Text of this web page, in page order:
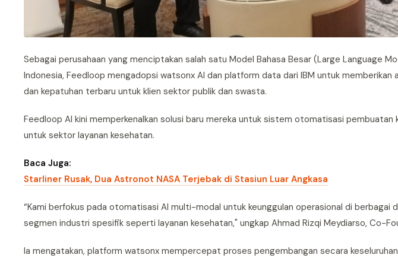
Sebagai perusahaan yang menciptakan salah satu Model Bahasa Besar (Large Language
Indonesia, Feedloop mengadopsi watsonx AI dan platform data dari IBM untuk
dan kepatuhan terbaru untuk klien sektor publik dan swasta.
Feedloop AI kini memperkenalkan solusi baru mereka untuk sistem otomatisasi
untuk sektor layanan kesehatan.
Baca Juga:
Starliner Rusak, Dua Astronot NASA Terjebak di Stasiun Luar Angkasa
“Kami berfokus pada otomatisasi AI multi-modal untuk keunggulan operasional di
segmen industri spesifik seperti layanan kesehatan," ungkap Ahmad Rizqi Meydiarso, Co-
Ia mengatakan, platform watsonx mempercepat proses pengembangan secara